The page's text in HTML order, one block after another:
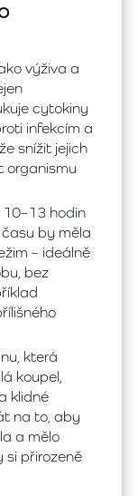
výživa a
cytokiny
infekcím a
snížit jejich
organismu
hodin
by měla
– ideálně
bez
která
koupel,
klidné
na to, aby
a mělo
si přirozeně